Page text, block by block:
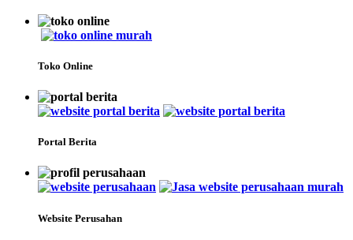
Toko Online
Portal Berita
Website Perusahan